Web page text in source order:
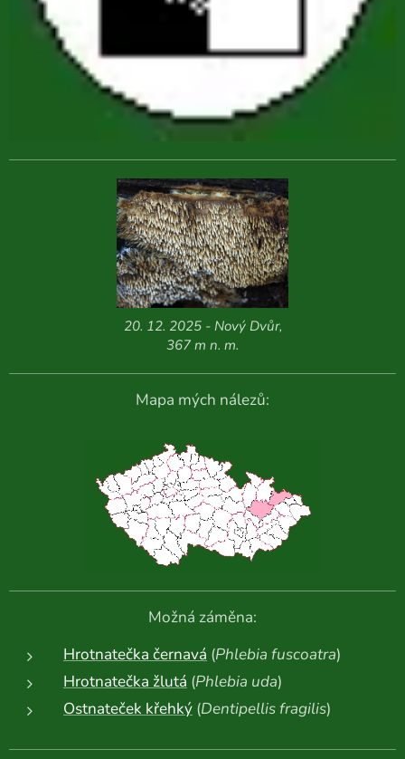
20. 12. 2025 - Nový Dvůr,
367 m n. m.
Mapa mých nálezů:
Možná záměna:
Hrotnatečka černavá (Phlebia fuscoatra)
Hrotnatečka žlutá (Phlebia uda)
Ostnateček křehký (Dentipellis fragilis)